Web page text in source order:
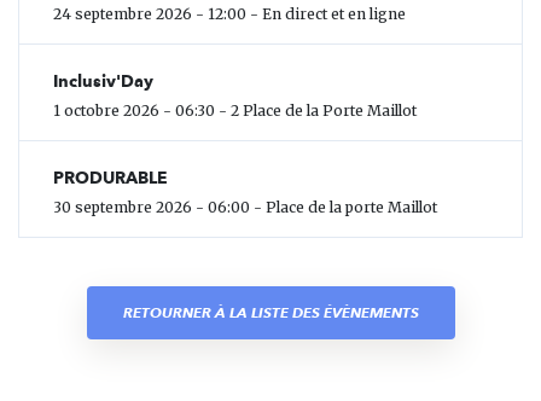
24 septembre 2026 - 12:00 - En direct et en ligne
Inclusiv'Day
1 octobre 2026 - 06:30 - 2 Place de la Porte Maillot
PRODURABLE
30 septembre 2026 - 06:00 - Place de la porte Maillot
RETOURNER À LA LISTE DES ÉVÈNEMENTS